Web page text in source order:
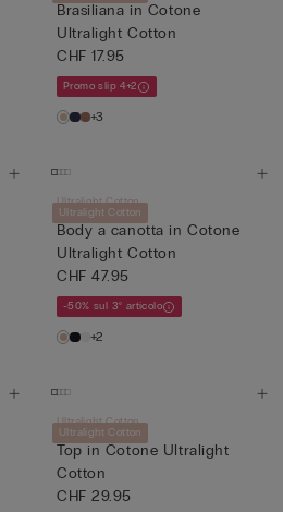
Brasiliana in Cotone
Ultralight Cotton
CHF 17.95
Promo slip 4+2
+3
Ultralight Cotton
Ultralight Cotton
Body a canotta in Cotone
Ultralight Cotton
CHF 47.95
-50% sul 3° articolo
+2
Ultralight Cotton
Ultralight Cotton
Top in Cotone Ultralight
Cotton
CHF 29.95